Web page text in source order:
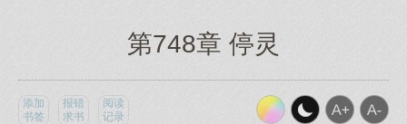
第748章 停灵
添加
书签
报错
求书
阅读
记录